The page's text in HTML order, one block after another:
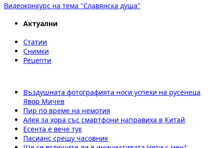
Видеоконкурс на тема "Славянска душа"
Актуални
Статии
Снимки
Рецепти
Въздушната фотографията носи успехи на русенеца
Явор Мичев
Пир по време на немотия
Алея за хора със смартфони направиха в Китай
Есента е вече тук
Пасианс срещу часовник